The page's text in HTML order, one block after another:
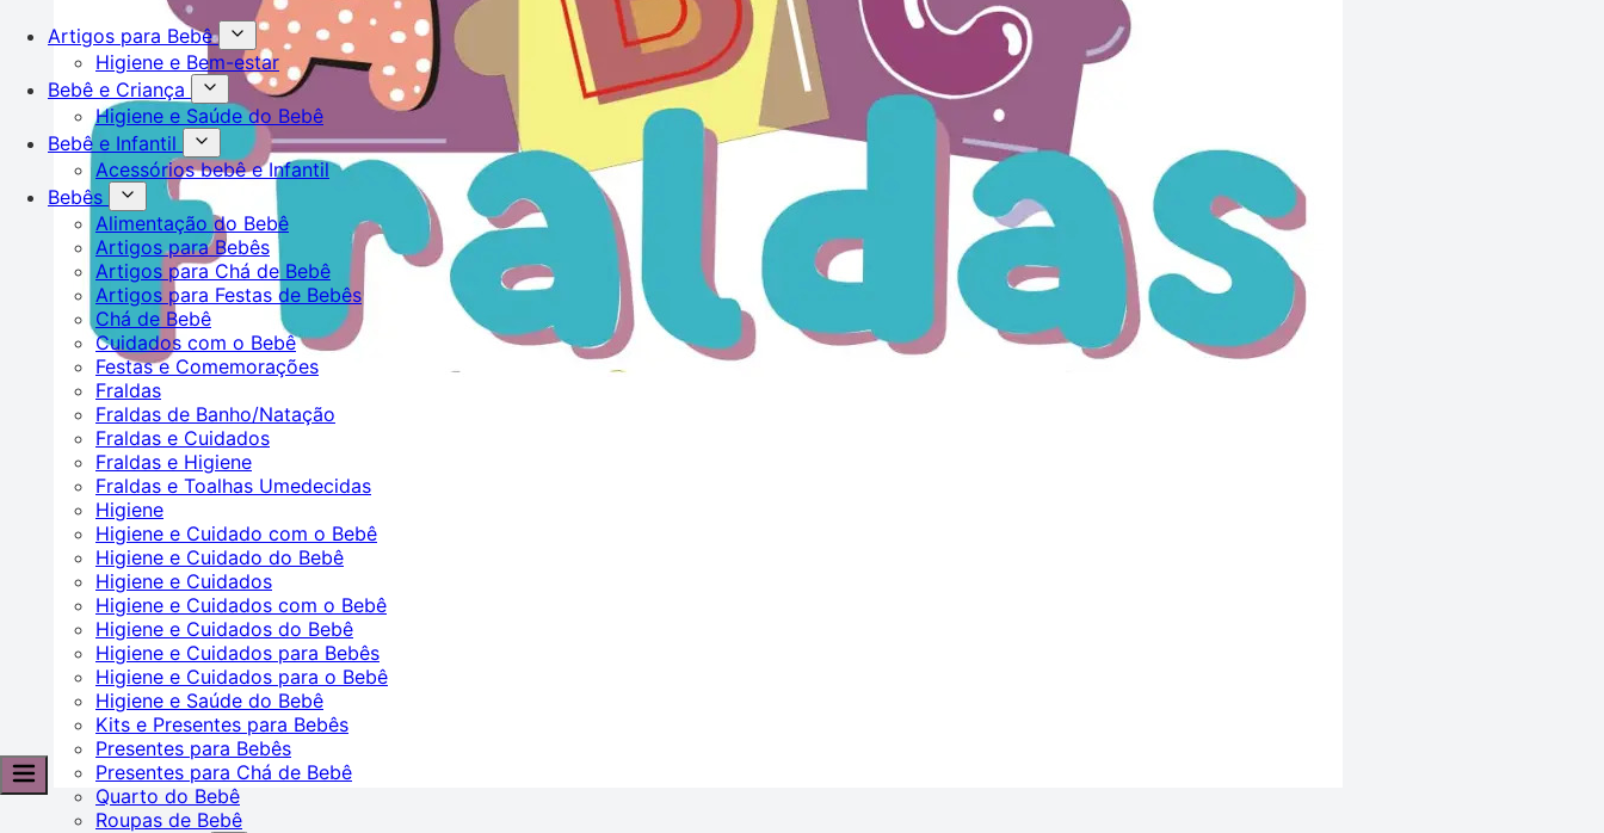
Artigos para Bebê
Higiene e Bem-estar
Bebê e Criança
Higiene e Saúde do Bebê
Bebê e Infantil
Acessórios bebê e Infantil
Bebês
Alimentação do Bebê
Artigos para Bebês
Artigos para Chá de Bebê
Artigos para Festas de Bebês
Chá de Bebê
Cuidados com o Bebê
Festas e Comemorações
Fraldas
Fraldas de Banho/Natação
Fraldas e Cuidados
Fraldas e Higiene
Fraldas e Toalhas Umedecidas
Higiene
Higiene e Cuidado com o Bebê
Higiene e Cuidado do Bebê
Higiene e Cuidados
Higiene e Cuidados com o Bebê
Higiene e Cuidados do Bebê
Higiene e Cuidados para Bebês
Higiene e Cuidados para o Bebê
Higiene e Saúde do Bebê
Kits e Presentes para Bebês
Presentes para Bebês
Presentes para Chá de Bebê
Quarto do Bebê
Roupas de Bebê